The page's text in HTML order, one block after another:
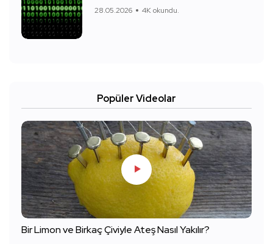
28.05.2026 4K okundu.
Popüler Videolar
Bir Limon ve Birkaç Çiviyle Ateş Nasıl Yakılır?